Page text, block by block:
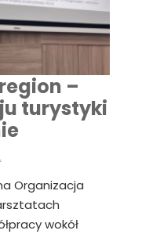
–
turystyki
Organizacja
wokół